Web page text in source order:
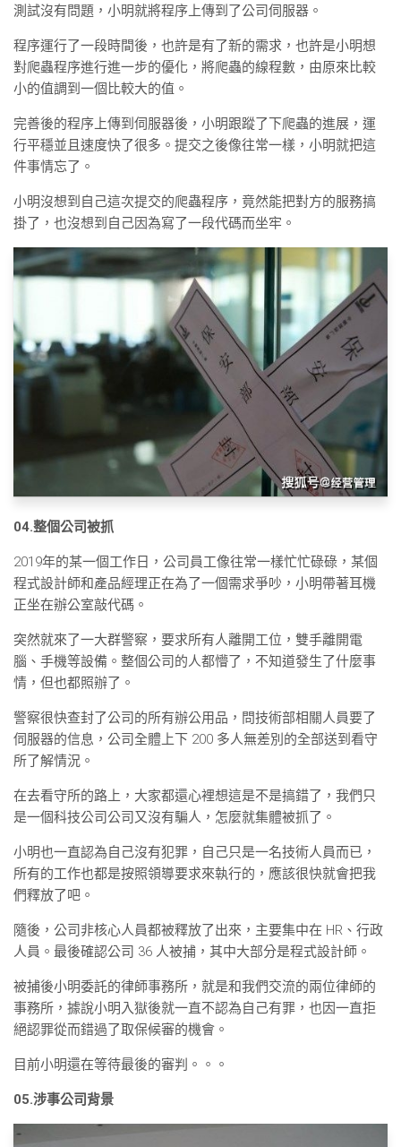
測試沒有問題，小明就將程序上傳到了公司伺服器。
程序運行了一段時間後，也許是有了新的需求，也許是小明想
對爬蟲程序進行進一步的優化，將爬蟲的線程數，由原來比較
小的值調到一個比較大的值。
完善後的程序上傳到伺服器後，小明跟蹤了下爬蟲的進展，運
行平穩並且速度快了很多。提交之後像往常一樣，小明就把這
件事情忘了。
小明沒想到自己這次提交的爬蟲程序，竟然能把對方的服務搞
掛了，也沒想到自己因為寫了一段代碼而坐牢。
04.整個公司被抓
2019年的某一個工作日，公司員工像往常一樣忙忙碌碌，某個
程式設計師和產品經理正在為了一個需求爭吵，小明帶著耳機
正坐在辦公室敲代碼。
突然就來了一大群警察，要求所有人離開工位，雙手離開電
腦、手機等設備。整個公司的人都懵了，不知道發生了什麼事
情，但也都照辦了。
警察很快查封了公司的所有辦公用品，問技術部相關人員要了
伺服器的信息，公司全體上下 200 多人無差別的全部送到看守
所了解情況。
在去看守所的路上，大家都還心裡想這是不是搞錯了，我們只
是一個科技公司公司又沒有騙人，怎麼就集體被抓了。
小明也一直認為自己沒有犯罪，自己只是一名技術人員而已，
所有的工作也都是按照領導要求來執行的，應該很快就會把我
們釋放了吧。
隨後，公司非核心人員都被釋放了出來，主要集中在 HR、行政
人員。最後確認公司 36 人被捕，其中大部分是程式設計師。
被捕後小明委託的律師事務所，就是和我們交流的兩位律師的
事務所，據說小明入獄後就一直不認為自己有罪，也因一直拒
絕認罪從而錯過了取保候審的機會。
目前小明還在等待最後的審判。。。
05.涉事公司背景